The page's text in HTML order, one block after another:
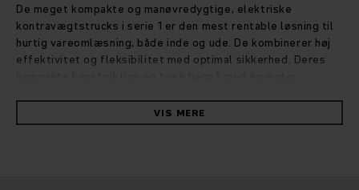
De meget kompakte og manøvredygtige, elektriske
kontravægtstrucks i serie 1 er den mest rentable løsning til
hurtig vareomlæsning, både inde og ude. De kombinerer høj
effektivitet og fleksibilitet med optimal sikkerhed. Deres
manøvredygtighed. Det giver hurtig og præcis manøvrering
samt optimal ydelse, også hvor der er lidt plads, især ved
VIS MERE